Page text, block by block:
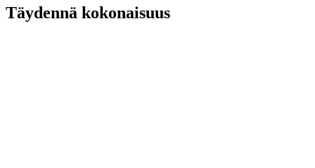
Täydennä kokonaisuus